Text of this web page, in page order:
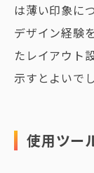
は薄い印象に
デザイン経験
たレイアウト
示すとよいで
使用ツー